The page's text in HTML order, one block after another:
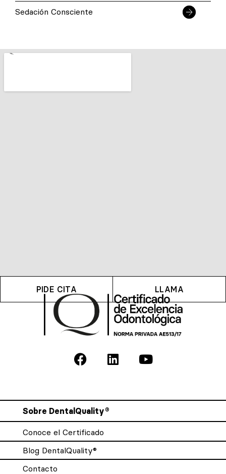
Sedación Consciente
PIDE CITA LLAMA
Sobre DentalQuality®
Conoce el Certificado
Blog DentalQuality®
Contacto